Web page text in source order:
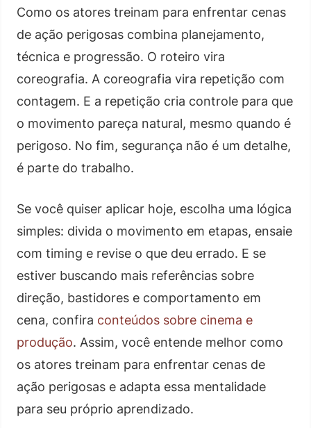
Como os atores treinam para enfrentar cenas
de ação perigosas combina planejamento,
técnica e progressão. O roteiro vira
coreografia. A coreografia vira repetição com
contagem. E a repetição cria controle para que
o movimento pareça natural, mesmo quando é
perigoso. No fim, segurança não é um detalhe,
é parte do trabalho.
Se você quiser aplicar hoje, escolha uma lógica
simples: divida o movimento em etapas, ensaie
com timing e revise o que deu errado. E se
estiver buscando mais referências sobre
direção, bastidores e comportamento em
cena, confira conteúdos sobre cinema e
produção. Assim, você entende melhor como
os atores treinam para enfrentar cenas de
ação perigosas e adapta essa mentalidade
para seu próprio aprendizado.